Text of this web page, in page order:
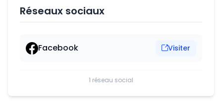
Réseaux sociaux
Facebook Visiter
1 réseau social